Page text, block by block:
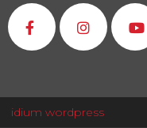
idium wordpress